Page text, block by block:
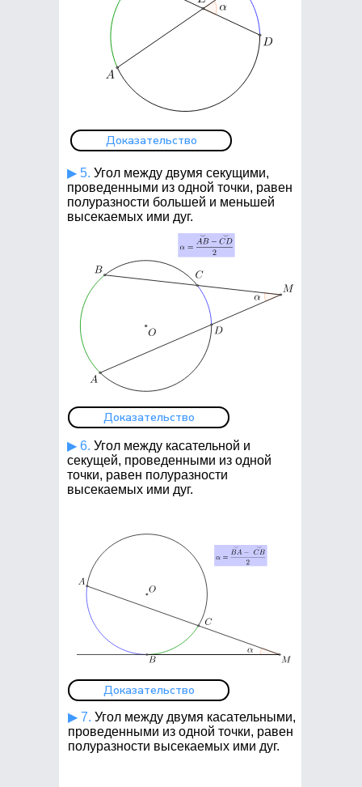
Доказательство
▶ 5. Угол между двумя секущими,
проведенными из одной точки, равен
полуразности большей и меньшей
высекаемых ими дуг.
Доказательство
Доказательство
▶ 6. Угол между касательной и
секущей, проведенными из одной
точки, равен полуразности
высекаемых ими дуг.
▶ 7. Угол между двумя касательными,
проведенными из одной точки, равен
полуразности высекаемых ими дуг.